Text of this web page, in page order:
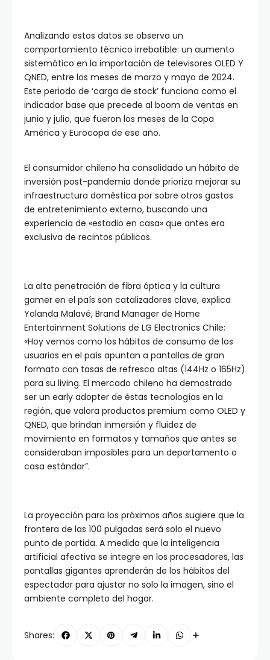
Analizando estos datos se observa un
comportamiento técnico irrebatible: un aumento
sistemático en la importación de televisores OLED Y
QNED, entre los meses de marzo y mayo de 2024.
Este periodo de ‘carga de stock’ funciona como el
indicador base que precede al boom de ventas en
junio y julio, que fueron los meses de la Copa
América y Eurocopa de ese año.
El consumidor chileno ha consolidado un hábito de
inversión post-pandemia donde prioriza mejorar su
infraestructura doméstica por sobre otros gastos
de entretenimiento externo, buscando una
experiencia de «estadio en casa» que antes era
exclusiva de recintos públicos.
La alta penetración de fibra óptica y la cultura
gamer en el país son catalizadores clave, explica
Yolanda Malavé, Brand Manager de Home
Entertainment Solutions de LG Electronics Chile:
«Hoy vemos como los hábitos de consumo de los
usuarios en el país apuntan a pantallas de gran
formato con tasas de refresco altas (144Hz o 165Hz)
para su living. El mercado chileno ha demostrado
ser un early adopter de éstas tecnologías en la
región, que valora productos premium como OLED y
QNED, que brindan inmersión y fluidez de
movimiento en formatos y tamaños que antes se
consideraban imposibles para un departamento o
casa estándar”.
La proyección para los próximos años sugiere que la
frontera de las 100 pulgadas será solo el nuevo
punto de partida. A medida que la inteligencia
artificial afectiva se integre en los procesadores, las
pantallas gigantes aprenderán de los hábitos del
espectador para ajustar no solo la imagen, sino el
ambiente completo del hogar.
Shares: